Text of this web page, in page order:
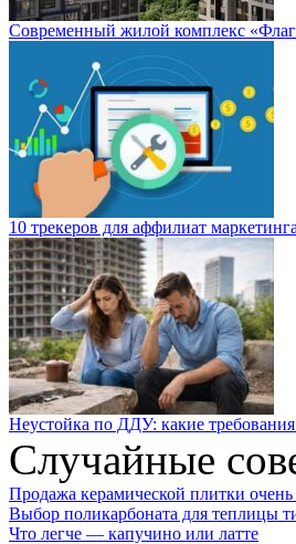
Современный жилой комплекс
10 трекеров для аффилиат
Неустойка по ДДУ: какие
Случайные
Продажа керамической плитки
Выбор поликарбоната для теплицы
Что легче — капучино или латте